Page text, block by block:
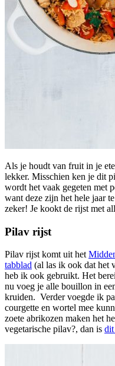
Als je houdt van fruit in je
lekker. Misschien ken je dit
wordt het vaak gegeten met
want deze zijn het hele jaar
zeker! Je kookt de rijst met
Pilav rijst
Pilav rijst komt uit het
tabblad (al las ik ook dat het
heb ik ook gebruikt. Het
nu voeg je alle bouillon in
kruiden. Verder voegde ik
courgette en wortel mee
zoete abrikozen maken het
vegetarische pilav?, dan is dit